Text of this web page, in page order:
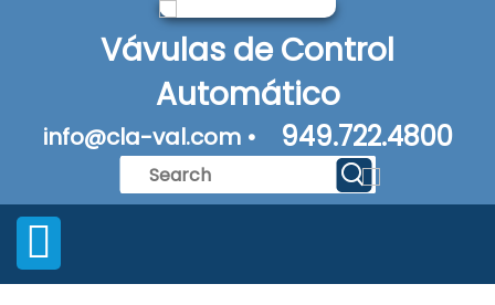
Vávulas de Control
Automático
info@cla-val.com • 949.722.4800